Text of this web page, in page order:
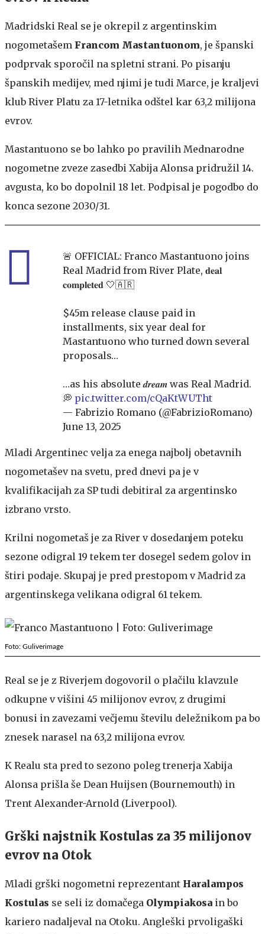
Madridski Real se je okrepil z argentinskim
nogometašem Francom Mastantuonom, je španski
podprvak sporočil na spletni strani. Po pisanju
španskih medijev, med njimi je tudi Marce, je kraljevi
klub River Platu za 17-letnika odštel kar 63,2 milijona
evrov.
Mastantuono se bo lahko po pravilih Mednarodne
nogometne zveze zasedbi Xabija Alonsa pridružil 14.
avgusta, ko bo dopolnil 18 let. Podpisal je pogodbo do
konca sezone 2030/31.
🚨 OFFICIAL: Franco Mastantuono joins
Real Madrid from River Plate, 𝐝𝐞𝐚𝐥
𝐜𝐨𝐦𝐩𝐥𝐞𝐭𝐞𝐝 🤍🇦🇷
$45m release clause paid in
installments, six year deal for
Mastantuono who turned down several
proposals…
…as his absolute 𝒅𝒓𝒆𝒂𝒎 was Real Madrid.
💭 pic.twitter.com/cQaKtWUTht
— Fabrizio Romano (@FabrizioRomano)
June 13, 2025
Mladi Argentinec velja za enega najbolj obetavnih
nogometašev na svetu, pred dnevi pa je v
kvalifikacijah za SP tudi debitiral za argentinsko
izbrano vrsto.
Krilni nogometaš je za River v dosedanjem poteku
sezone odigral 19 tekem ter dosegel sedem golov in
štiri podaje. Skupaj je pred prestopom v Madrid za
argentinskega velikana odigral 61 tekem.
Foto: Guliverimage
Real se je z Riverjem dogovoril o plačilu klavzule
odkupne v višini 45 milijonov evrov, z drugimi
bonusi in zavezami večjemu številu deležnikom pa bo
znesek narasel na 63,2 milijona evrov.
K Realu sta pred to sezono poleg trenerja Xabija
Alonsa prišla še Dean Huijsen (Bournemouth) in
Trent Alexander-Arnold (Liverpool).
Grški najstnik Kostulas za 35 milijonov
evrov na Otok
Mladi grški nogometni reprezentant Haralampos
Kostulas se seli iz domačega Olympiakosa in bo
kariero nadaljeval na Otoku. Angleški prvoligaški